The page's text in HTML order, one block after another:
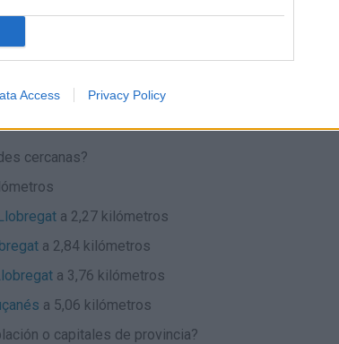
Access Privacy Policy
cercanas?
a 2,27 kilómetros
a 2,84 kilómetros
a 3,76 kilómetros
a 5,06 kilómetros
o capitales de provincia?